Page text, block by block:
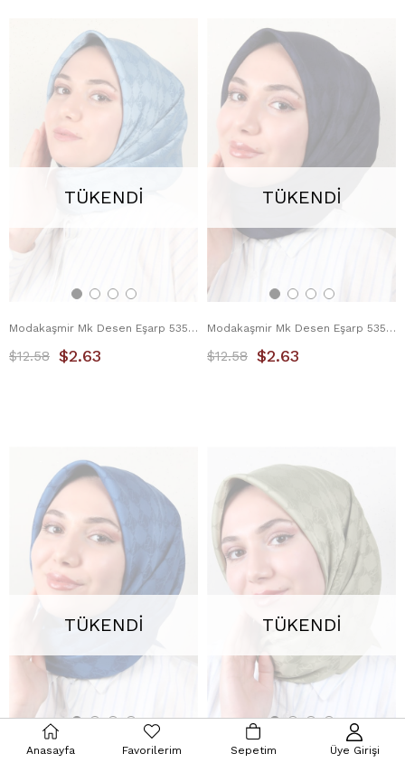
TÜKENDI
Modakaşmir Mk Desen Eşarp 5354-1 Mavi
$2.63
$12.58
TÜKENDI
Modakaşmir Mk Desen Eşarp 5354-2 Lacivert
$2.63
$12.58
TÜKENDI TÜKENDI
Anasayfa Favorilerim Sepetim Üye Girişi